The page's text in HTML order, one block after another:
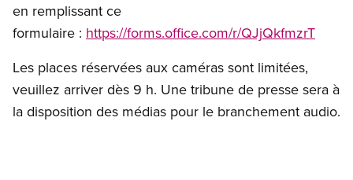
en remplissant ce
formulaire : https://forms.office.com/r/QJjQkfmzrT
Les places réservées aux caméras sont limitées,
veuillez arriver dès 9 h. Une tribune de presse sera à
la disposition des médias pour le branchement audio.